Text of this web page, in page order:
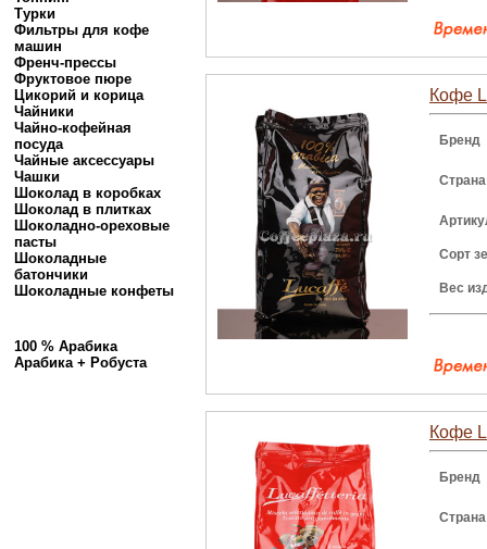
Турки
Фильтры для кофе
машин
Френч-прессы
Фруктовое пюре
Цикорий и корица
Чайники
Чайно-кофейная
посуда
Чайные аксессуары
Чашки
Шоколад в коробках
Шоколад в плитках
Шоколадно-ореховые
пасты
Шоколадные
батончики
Шоколадные конфеты
100 % Арабика
Арабика + Робуста
Кофе
Бренд
Сорт
Вес
Кофе
Бренд